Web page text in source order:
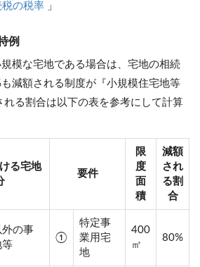
税の税率 」
例
模な宅地である場合は、宅地の相続
減額される制度が『小規模住宅地等
れる割合は以下の表を参考にして計算
る宅地
要件
限
度
面
積
減額
され
る割
合
の事
等
①
特定事
業用宅
地
400
㎡
80%